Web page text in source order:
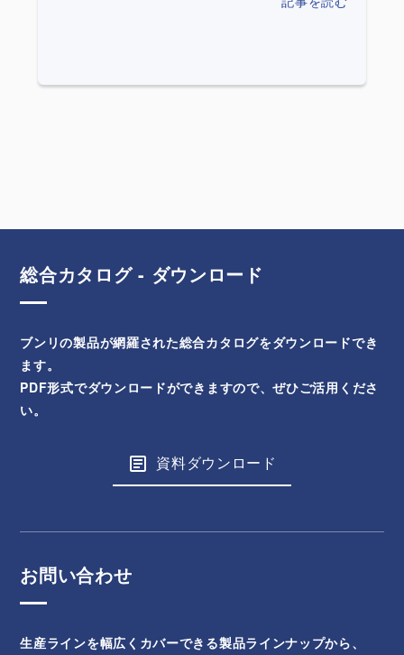
総合カタログ - ダウンロード
ブンリの製品が網羅された総合カタログをダウンロードでき
ます。
PDF形式でダウンロードができますので、ぜひご活用くださ
い。
資料ダウンロード
お問い合わせ
生産ラインを幅広くカバーできる製品ラインナップから、